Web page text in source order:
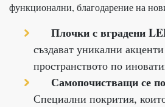
функционални, благодарение на
Плочки с вградени
създават уникални
пространството по
Самопочистващи се
Специални покрития,